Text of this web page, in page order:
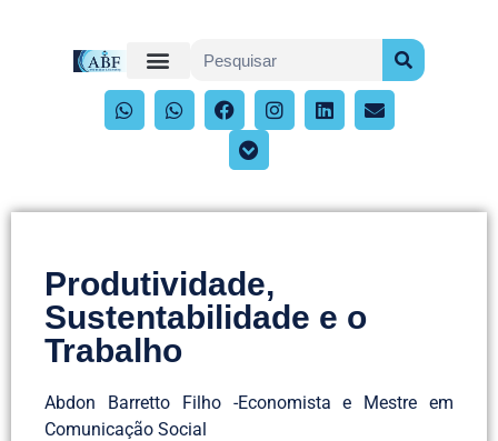
Produtividade,
Sustentabilidade e o
Trabalho
Abdon Barretto Filho -Economista e Mestre em
Comunicação Social